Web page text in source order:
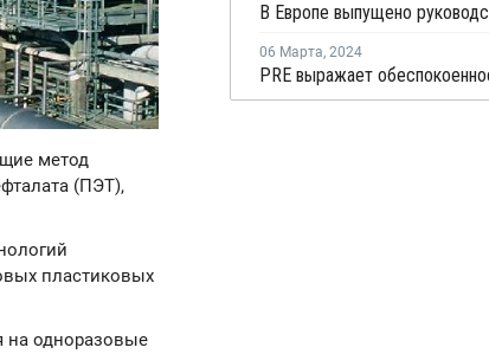
метод
(ПЭТ),
пластиковых
на одноразовые
06 Марта, 2024